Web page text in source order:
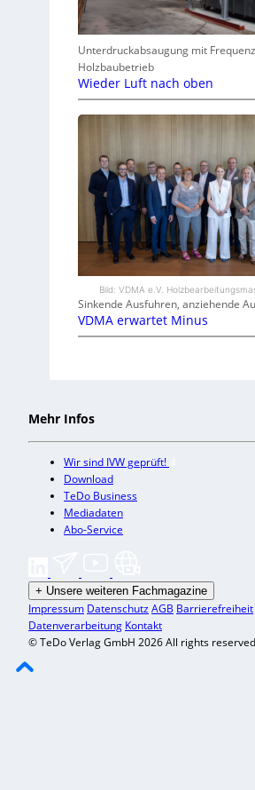
Unterdruckabsaugung mit
Holzbaubetrieb
Wieder Luft nach oben
Bild: VDMA e.V.
Sinkende Ausfuhren, anziehende
VDMA erwartet Minus
Mehr Infos
Wir sind IVW geprüft!
Download
TeDo Business
Mediadaten
Abo-Service
+ Unsere weiteren Fachmagazine
Impressum DatenschutzAGB Barrierefreiheit
Datenverarbeitung Kontakt
© TeDo Verlag GmbH 2026 All rights